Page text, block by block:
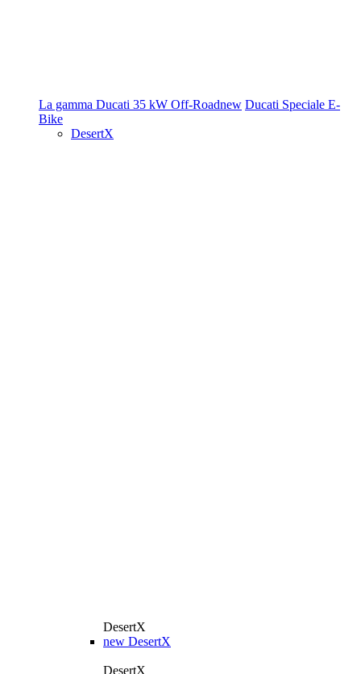
La gamma Ducati 35 kW Off-Roadnew Ducati Speciale E-
Bike
DesertX
DesertX
new DesertX
DesertX